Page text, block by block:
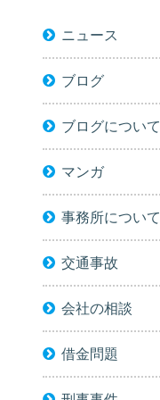
ニュース
ブログ
ブログについて
マンガ
事務所について
交通事故
会社の相談
借金問題